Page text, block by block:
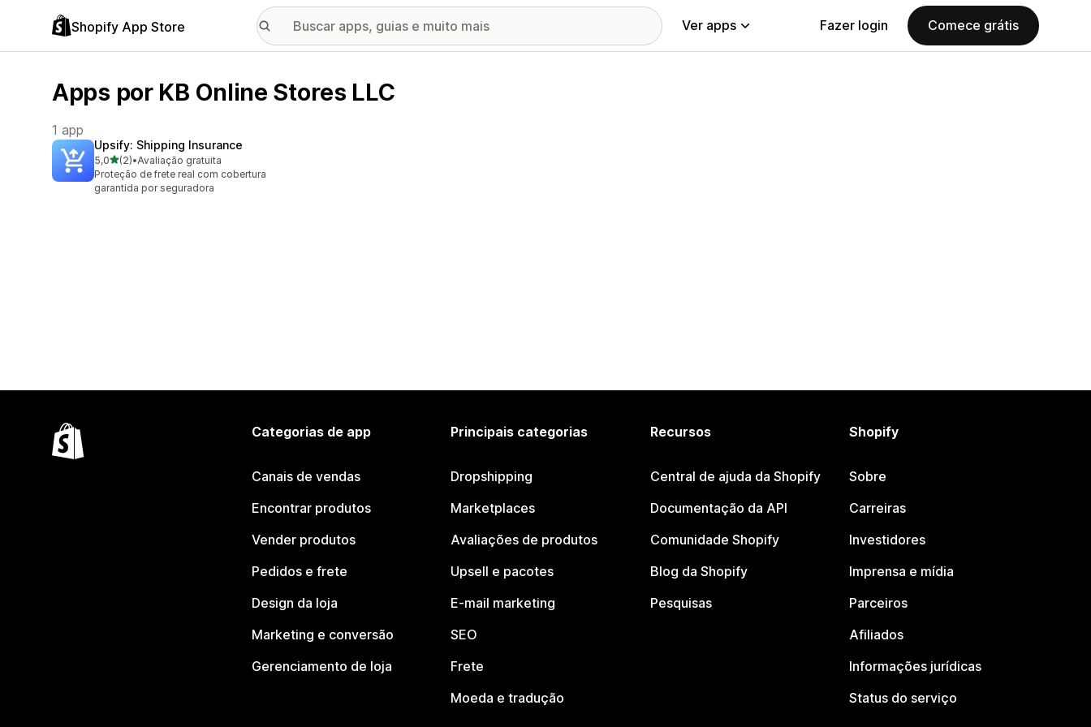
Shopify App Store Ver apps Fazer login Comece grátis
Apps por KB Online Stores LLC
1 app
Upsify: Shipping Insurance
5,0de 5 estrelas
(2)
2 avaliações ao todo
•Avaliação gratuita
Proteção de frete real com cobertura
garantida por seguradora
Categorias de app
Canais de vendas
Encontrar produtos
Vender produtos
Pedidos e frete
Design da loja
Marketing e conversão
Gerenciamento de loja
Principais categorias
Dropshipping
Marketplaces
Avaliações de produtos
Upsell e pacotes
E-mail marketing
SEO
Frete
Moeda e tradução
Recursos
Central de ajuda da Shopify
Documentação da API
Comunidade Shopify
Blog da Shopify
Pesquisas
Shopify
Sobre
Carreiras
Investidores
Imprensa e mídia
Parceiros
Afiliados
Informações jurídicas
Status do serviço